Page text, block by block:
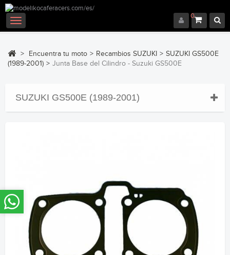
0
Navegación
Toggle
> Encuentra tu moto > Recambios SUZUKI > SUZUKI GS500E
(1989-2001) > Junta Base del Cilindro - Suzuki GS500E
SUZUKI GS500E (1989-2001)